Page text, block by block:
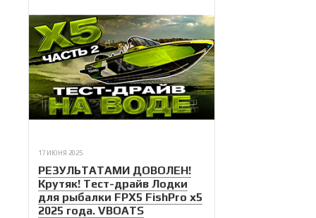
17 ИЮНЯ 2025
РЕЗУЛЬТАТАМИ ДОВОЛЕН!
Крутяк! Тест-драйв Лодки
для рыбалки FPX5 FishPro x5
2025 года. VBOATS